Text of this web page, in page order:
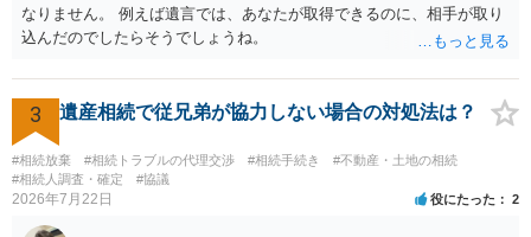
なりません。 例えば遺言では、あなたが取得できるのに、相手が取り
込んだのでしたらそうでしょうね。
3 遺産相続で従兄弟が協力しない場合の対処法は？
#相続放棄 #相続トラブルの代理交渉 #相続手続き
#不動産・土地の相続
#相続人調査・確定
#協議
2026年7月22日 役にたった 2